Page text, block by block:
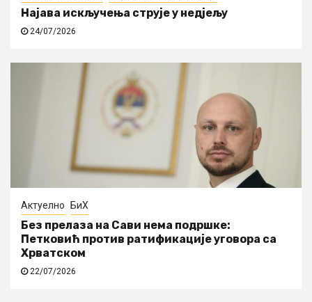
Најава искључења струје у недјељу
24/07/2026
Актуелно БиХ
Без прелаза на Сави нема подршке:
Петковић против ратификације уговора са
Хрватском
22/07/2026